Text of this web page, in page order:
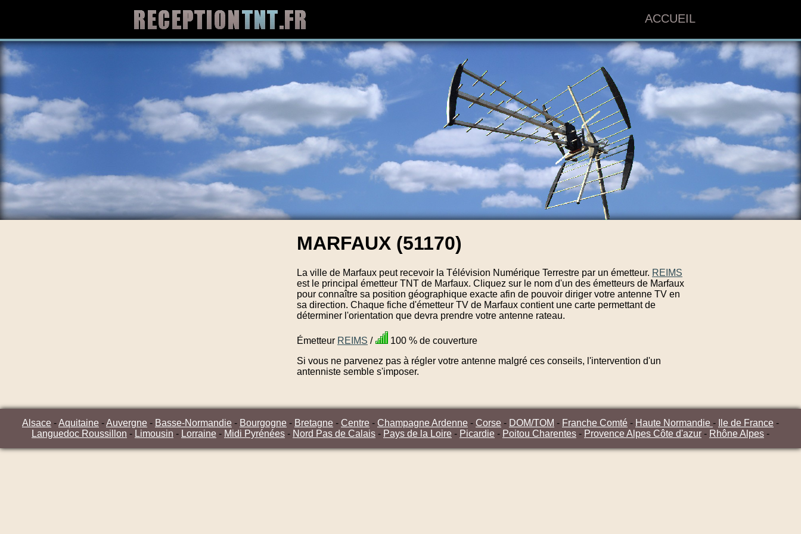
ACCUEIL
MARFAUX (51170)
La ville de Marfaux peut recevoir la Télévision Numérique Terrestre par un émetteur. REIMS
est le principal émetteur TNT de Marfaux. Cliquez sur le nom d'un des émetteurs de Marfaux
pour connaître sa position géographique exacte afin de pouvoir diriger votre antenne TV en
sa direction. Chaque fiche d'émetteur TV de Marfaux contient une carte permettant de
déterminer l'orientation que devra prendre votre antenne rateau.
Émetteur REIMS /
100 % de couverture
Si vous ne parvenez pas à régler votre antenne malgré ces conseils, l'intervention d'un
antenniste semble s'imposer.
Alsace -Aquitaine -Auvergne - Basse-Normandie - Bourgogne - Bretagne - Centre - Champagne Ardenne - Corse - DOM/TOM - Franche Comté - Haute Normandie - Ile de France -
Languedoc Roussillon - Limousin - Lorraine - Midi Pyrénées - Nord Pas de Calais - Pays de la Loire - Picardie - Poitou Charentes - Provence Alpes Côte d'azur - Rhône Alpes -